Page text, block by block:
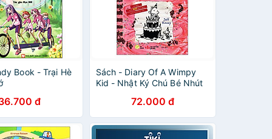
Book - Trại Hè
đ
Sách - Diary Of A Wimpy
Kid - Nhật Ký Chú Bé Nhút
Tiệc Tùng - Partypooper
(Song Ngữ Việt-Anh)
72.000 đ